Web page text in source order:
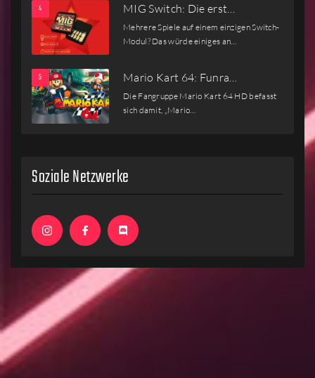
MIG Switch: Die erst…
Mehrere Spiele auf einem einzigen Switch-
Modul? Das würde einiges an…
Mario Kart 64: Funra…
Die Fangruppe Mario Kart 64 HD befasst
sich damit, „Mario…
Soziale Netzwerke